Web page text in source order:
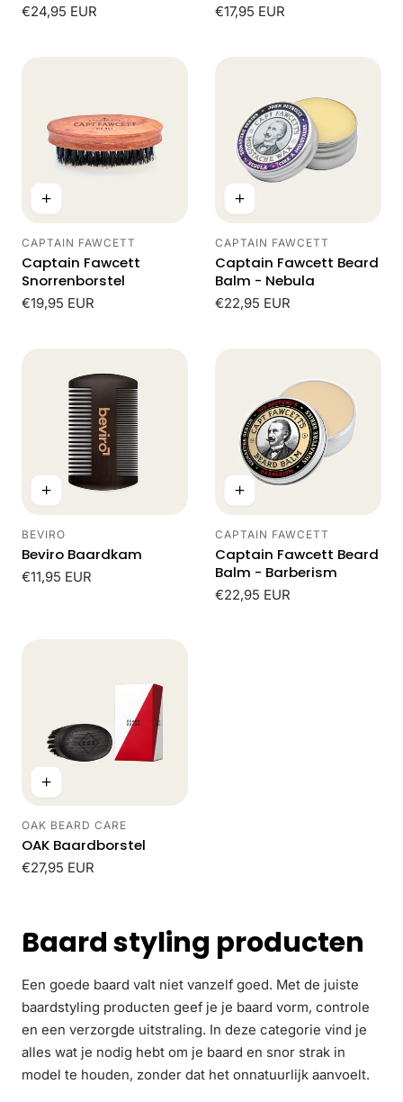
Normale
€24,95 EUR
Normale
€17,95 EUR
Leverancier:
CAPTAIN FAWCETT
Captain Fawcett
Snorrenborstel
Normale
€19,95 EUR
Leverancier:
CAPTAIN FAWCETT
Captain Fawcett Beard
Balm - Nebula
Normale
€22,95 EUR
Leverancier:
BEVIRO
Beviro Baardkam
Normale
€11,95 EUR
Leverancier:
CAPTAIN FAWCETT
Captain Fawcett Beard
Balm - Barberism
Normale
€22,95 EUR
Leverancier:
OAK BEARD CARE
OAK Baardborstel
Normale
€27,95 EUR
Baard styling producten
Een goede baard valt niet vanzelf goed. Met de juiste
baardstyling producten geef je je baard vorm, controle
en een verzorgde uitstraling. In deze categorie vind je
alles wat je nodig hebt om je baard en snor strak in
model te houden, zonder dat het onnatuurlijk aanvoelt.